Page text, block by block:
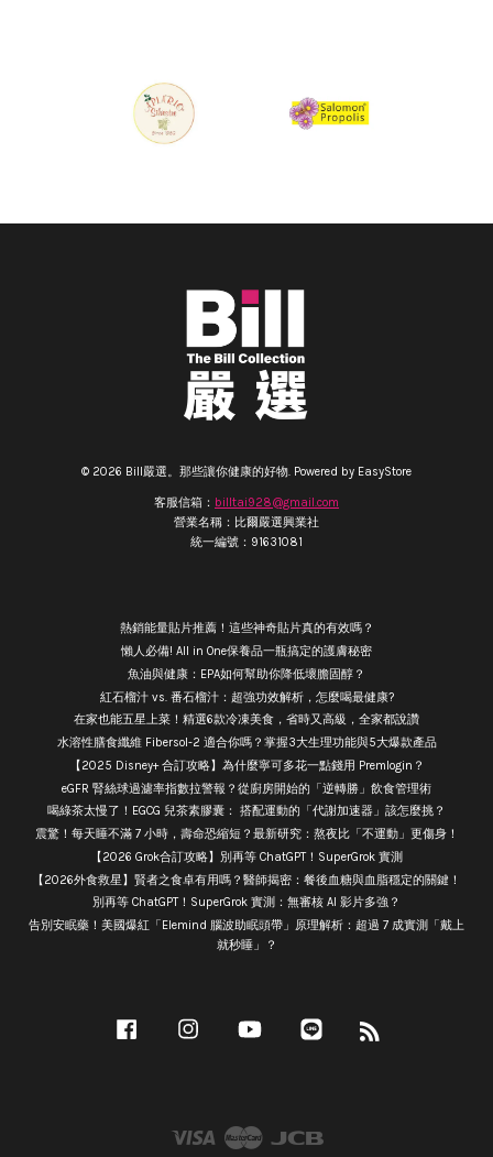
© 2026 Bill嚴選。那些讓你健康的好物. Powered by EasyStore
客服信箱： billtai928@gmail.com
營業名稱：比爾嚴選興業社
統一編號：91631081
熱銷能量貼片推薦！這些神奇貼片真的有效嗎？
懶人必備! All in One保養品一瓶搞定的護膚秘密
魚油與健康：EPA如何幫助你降低壞膽固醇？
紅石榴汁 vs. 番石榴汁：超強功效解析，怎麼喝最健康?
在家也能五星上菜！精選6款冷凍美食，省時又高級，全家都說讚
水溶性膳食纖維 Fibersol-2 適合你嗎？掌握3大生理功能與5大爆款產品
【2025 Disney+ 合訂攻略】為什麼寧可多花一點錢用 Premlogin？
eGFR 腎絲球過濾率指數拉警報？從廚房開始的「逆轉勝」飲食管理術
喝綠茶太慢了！EGCG 兒茶素膠囊： 搭配運動的「代謝加速器」該怎麼挑？
震驚！每天睡不滿 7 小時，壽命恐縮短？最新研究：熬夜比「不運動」更傷身！
【2026 Grok合訂攻略】別再等 ChatGPT！SuperGrok 實測
【2026外食救星】賢者之食卓有用嗎？醫師揭密：餐後血糖與血脂穩定的關鍵！
別再等 ChatGPT！SuperGrok 實測：無審核 AI 影片多強？
告別安眠藥！美國爆紅「Elemind 腦波助眠頭帶」原理解析：超過 7 成實測「戴上
就秒睡」？
Facebook Instagram YouTube
Visa Master